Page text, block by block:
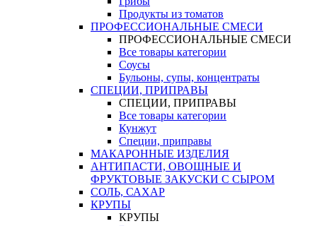
Продукты из томатов
ПРОФЕССИОНАЛЬНЫЕ СМЕСИ
ПРОФЕССИОНАЛЬНЫЕ СМЕСИ
Все товары категории
Соусы
Бульоны, супы, концентраты
СПЕЦИИ, ПРИПРАВЫ
СПЕЦИИ, ПРИПРАВЫ
Все товары категории
Кунжут
Специи, приправы
МАКАРОННЫЕ ИЗДЕЛИЯ
АНТИПАСТИ, ОВОЩНЫЕ И
ФРУКТОВЫЕ ЗАКУСКИ С СЫРОМ
СОЛЬ, САХАР
КРУПЫ
КРУПЫ